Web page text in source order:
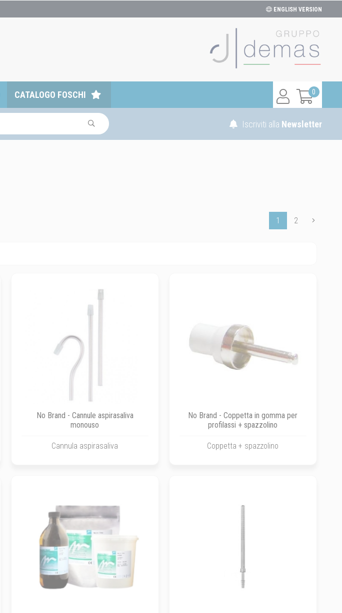
ENGLISH VERSION
0
CATALOGO FOSCHI
Iscriviti alla Newsletter
1 2
No Brand - Cannule aspirasaliva
monouso
Cannula aspirasaliva
No Brand - Coppetta in gomma per
profilassi + spazzolino
Coppetta + spazzolino